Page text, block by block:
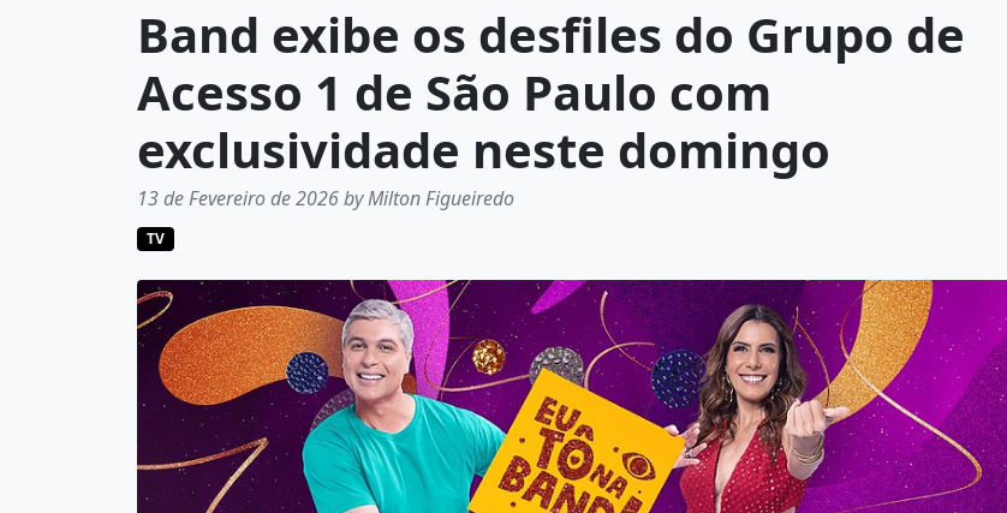
Band exibe os desfiles do Grupo de
Acesso 1 de São Paulo com
exclusividade neste domingo
13 de Fevereiro de 2026 by Milton Figueiredo
TV